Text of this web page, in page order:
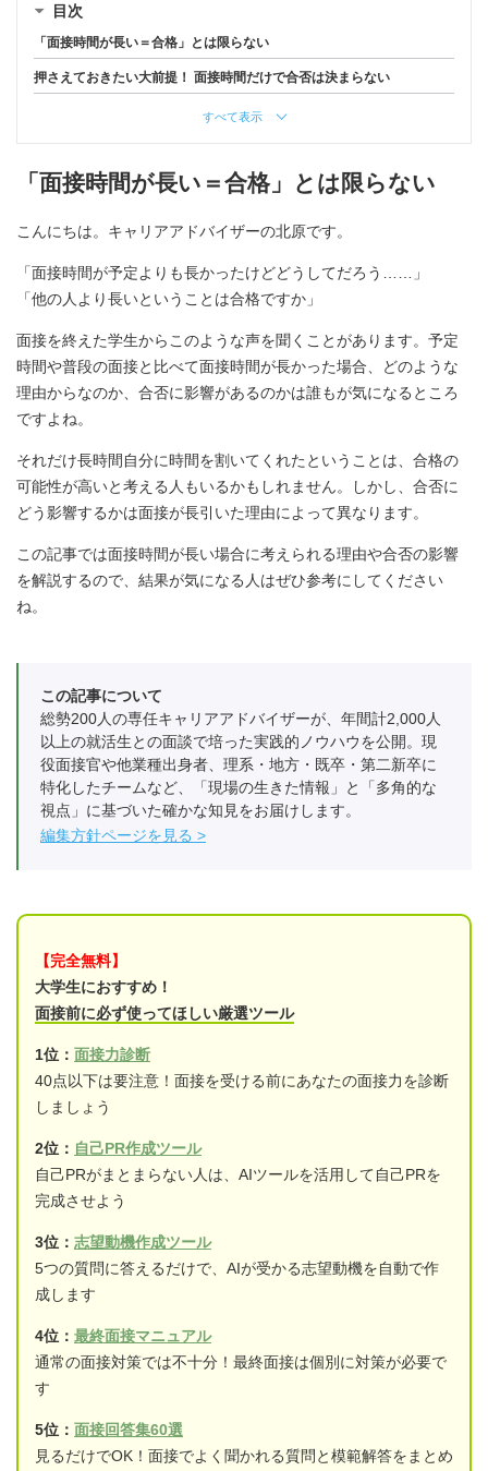
目次
「面接時間が長い＝合格」とは限らない
押さえておきたい大前提！ 面接時間だけで合否は決まらない
すべて表示
「面接時間が長い＝合格」とは限らない
こんにちは。キャリアアドバイザーの北原です。
「面接時間が予定よりも長かったけどどうしてだろう……」
「他の人より長いということは合格ですか」
面接を終えた学生からこのような声を聞くことがあります。予定
時間や普段の面接と比べて面接時間が長かった場合、どのような
理由からなのか、合否に影響があるのかは誰もが気になるところ
ですよね。
それだけ長時間自分に時間を割いてくれたということは、合格の
可能性が高いと考える人もいるかもしれません。しかし、合否に
どう影響するかは面接が長引いた理由によって異なります。
この記事では面接時間が長い場合に考えられる理由や合否の影響
を解説するので、結果が気になる人はぜひ参考にしてください
ね。
この記事について
総勢200人の専任キャリアアドバイザーが、年間計2,000人
以上の就活生との面談で培った実践的ノウハウを公開。現
役面接官や他業種出身者、理系・地方・既卒・第二新卒に
特化したチームなど、「現場の生きた情報」と「多角的な
視点」に基づいた確かな知見をお届けします。
編集方針ページを見る
【完全無料】
大学生におすすめ！
面接前に必ず使ってほしい厳選ツール
1位： 面接力診断
40点以下は要注意！面接を受ける前にあなたの面接力を診断
しましょう
2位： 自己PR作成ツール
自己PRがまとまらない人は、AIツールを活用して自己PRを
完成させよう
3位： 志望動機作成ツール
5つの質問に答えるだけで、AIが受かる志望動機を自動で作
成します
4位： 最終面接マニュアル
通常の面接対策では不十分！最終面接は個別に対策が必要で
す
5位： 面接回答集60選
見るだけでOK！面接でよく聞かれる質問と模範解答をまとめ